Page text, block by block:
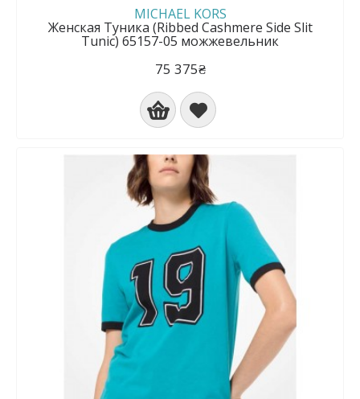
MICHAEL KORS
Женская Туника (Ribbed Cashmere Side Slit
Tunic) 65157-05 можжевельник
75 375₴